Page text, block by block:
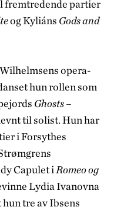
fremtredende partier
og Kyliáns Gods and
opera-
hun rollen som
Ghosts –
til solist. Hun har
i Forsythes
Capulet i Romeo og
Lydia Ivanovna
hun tre av Ibsens